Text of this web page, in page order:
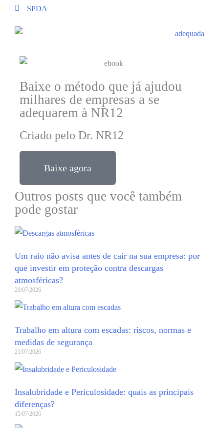
SPDA
Baixe o método que já ajudou
milhares de empresas a se
adequarem à NR12
Criado pelo Dr. NR12
Baixe agora
Outros posts que você também
pode gostar
Um raio não avisa antes de cair na sua empresa: por
que investir em proteção contra descargas
atmosféricas?
29/07/2026
Trabalho em altura com escadas: riscos, normas e
medidas de segurança
21/07/2026
Insalubridade e Periculosidade: quais as principais
diferenças?
15/07/2026